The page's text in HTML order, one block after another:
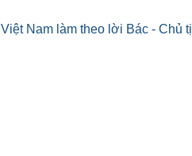
Nam làm theo lời Bác - Chủ